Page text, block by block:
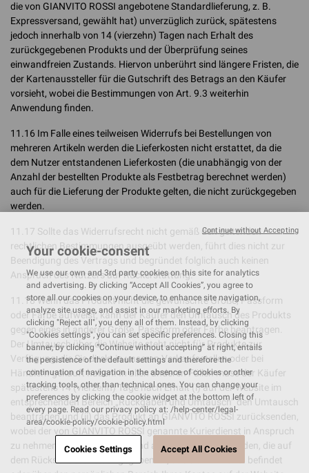
die von GIANVITO ROSSI angebotene Standardlieferung, z. B.
Expressversand, gewählt hat) unverzüglich zurück, spätestens
jedoch innerhalb von 14 (vierzehn) Tagen nach Erhalt des
zurückgegebenen Produkts und der Überprüfung seines
einwandfreien Zustands. Hiervon unberührt sind längere Fristen, die
der Kartenaussteller für die Gutschrift des Betrags an den Käufer
vorsieht, wobei die Bestimmungen von Art. 9.3 weiterhin
Anwendung finden.
11.16 Im Falle eines teilweisen Widerrufs bei Bestellungen von
mehreren Artikeln werden die Lieferkosten nicht erstattet, da die
dem Nutzer entstandenen Lieferkosten (die unabhängig von der
Anzahl der bestellten Produkte als Festbetrag berechnet werden)
auch für die Lieferung der Produkte gelten, die nicht zurückgegeben
werden.
11.17 Sollte das Widerrufsrecht nicht gemäß den geltenden
rechtlichen Bestimmungen ausgeübt werden, führt dies nicht zur
Beendigung des Vertrags und begründet folglich auch keinen
Anspruch des Nutzers auf Rückerstattung.
11.18 Wenn das Produkt nicht die gewünschte Größe, Passform
oder Farbe aufweist, kann der Käufer den Umtausch des Produkts
gegen eines in anderer Größe, Passform oder Farbe beantragen.
Der Umtausch über die Website steht nicht für Produkte zur
Verfügung, die Sie direkt in unseren Verkaufsstellen oder bei
Händlern gekauft haben. In allen anderen Fällen muss der Käufer
spätestens 14 (vierzehn) Tage nach Erhalt (i) auf der Website im
entsprechenden Bereich „Rückgaben und Umtausch“ den Umtausch
beantragen und (ii) das Produkt an GIANVITO ROSSI zurücksenden,
wobei der von GIANVITO ROSSI genannte Kurierdienst in Anspruch
zu nehmen ist. Die Produkte sind an die Adresse zu senden, die auf
dem Rücksendeetikett angegeben ist, das sich im Paket befindet
Your cookie-consent
We use our own and 3rd party cookies on this site for analytics
and advertising. By clicking “Accept All Cookies”, you agree to
store all our cookies on your device, to enhance site navigation,
analyze site usage, and assist in our marketing efforts. By
clicking "Reject all", you deny all of them. Instead, by clicking
"Cookies settings", you can set specific preferences. Closing this
banner, by clicking “Continue without accepting” at right, entails
the persistence of the default settings and therefore the
continuation of navigation in the absence of cookies or other
tracking tools, other than technical ones. You can change your
preferences by clicking the cookie widget at the bottom left of
every page. Read our privacy policy at: /help-center/legal-
area/cookie-policy/cookie-policy.html
Cookies Settings Accept All Cookies
Continue without Accepting